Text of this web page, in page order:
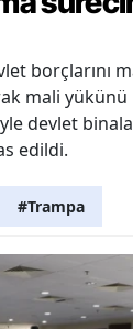
borçlarını
mali
devlet
edildi.
#Trampa